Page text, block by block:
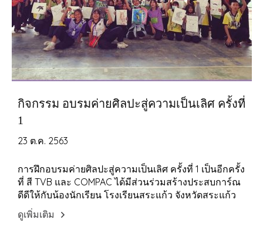
กิจกรรม อบรมค่ายศิลปะสู่ความเป็นเลิศ ครั้งที่
1
23 ต.ค. 2563
การฝึกอบรมค่ายศิลปะสู่ความเป็นเลิศ ครั้งที่ 1 เป็นอีกครั้ง
ที่ สี TVB และ COMPAC ได้มีส่วนร่วมสร้างประสบการ์ณ
ดีดีให้กับน้องนักเรียน โรงเรียนสระแก้ว จังหวัดสระแก้ว
ดูเพิ่มเติม